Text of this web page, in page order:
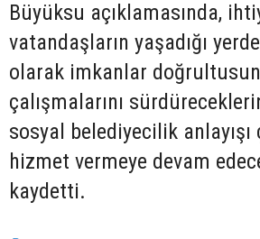
Büyüksu açıklamasında,
vatandaşların yaşadığı
olarak imkanlar
çalışmalarını
sosyal belediyecilik anlayışı
hizmet vermeye devam
kaydetti.